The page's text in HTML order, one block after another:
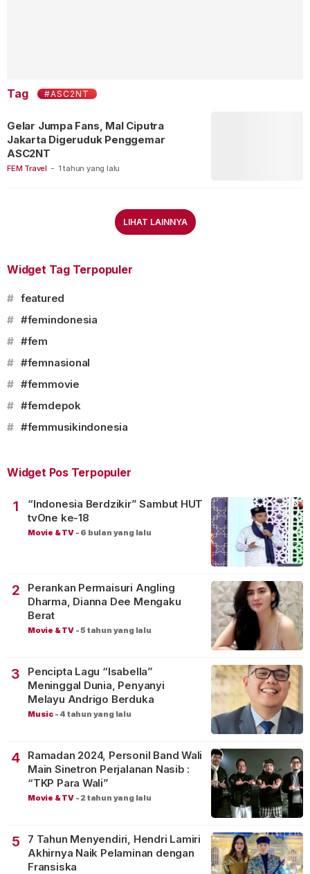
Tag #ASC2NT
FEM Travel - 1 tahun yang lalu
Gelar Jumpa Fans, Mal Ciputra
Jakarta Digeruduk Penggemar
ASC2NT
LIHAT LAINNYA
Widget Tag Terpopuler
# featured
# #femindonesia
# #fem
# #femnasional
# #femmovie
# #femdepok
# #femmusikindonesia
Widget Pos Terpopuler
1
“Indonesia Berdzikir” Sambut HUT
tvOne ke-18
Movie & TV - 6 bulan yang lalu
2
Perankan Permaisuri Angling
Dharma, Dianna Dee Mengaku
Berat
Movie & TV -5 tahun yang lalu
3
Pencipta Lagu “Isabella”
Meninggal Dunia, Penyanyi
Melayu Andrigo Berduka
Music - 4 tahun yang lalu
4
Ramadan 2024, Personil Band Wali
Main Sinetron Perjalanan Nasib :
“TKP Para Wali”
Movie & TV - 2 tahun yang lalu
5
7 Tahun Menyendiri, Hendri Lamiri
Akhirnya Naik Pelaminan dengan
Fransiska